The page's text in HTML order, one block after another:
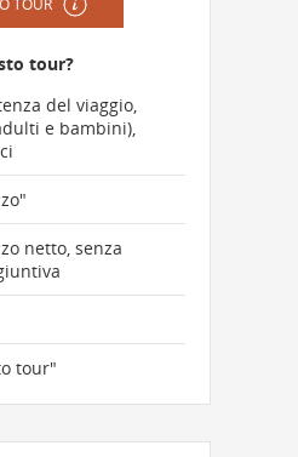
tour?
del viaggio,
e bambini),
netto, senza
tour"